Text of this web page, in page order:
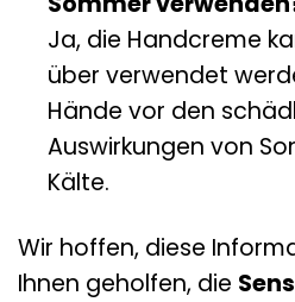
Ja, die Handcreme
über verwendet
Hände vor den
Auswirkungen von
Kälte.
Wir hoffen, diese
Ihnen geholfen, die